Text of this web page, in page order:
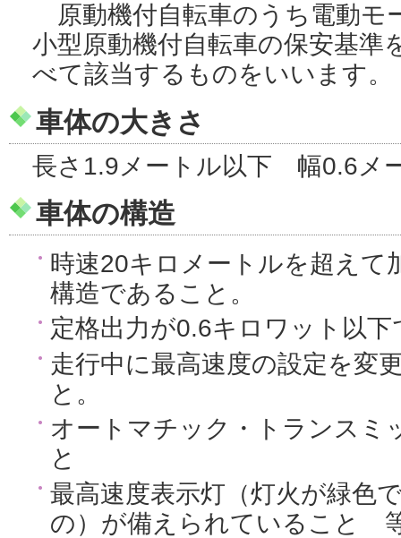
原動機付自転車のうち電動モ
小型原動機付自転車の保安基準
べて該当するものをいいます。
車体の大きさ
長さ1.9メートル以下 幅0.6メ
車体の構造
時速20キロメートルを超えて
構造であること。
定格出力が0.6キロワット以
走行中に最高速度の設定を変
と。
オートマチック・トランスミ
と
最高速度表示灯（灯火が緑色
の）が備えられていること